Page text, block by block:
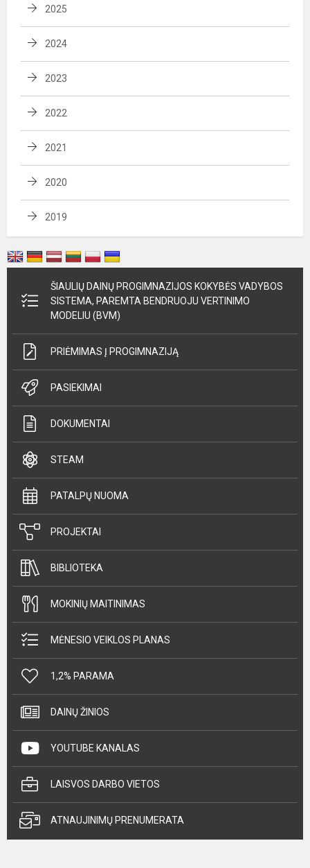
2025
2024
2023
2022
2021
2020
2019
ŠIAULIŲ DAINŲ PROGIMNAZIJOS KOKYBĖS VADYBOS
SISTEMA, PAREMTA BENDRUOJU VERTINIMO
MODELIU (BVM)
PRIĖMIMAS Į PROGIMNAZIJĄ
PASIEKIMAI
DOKUMENTAI
STEAM
PATALPŲ NUOMA
PROJEKTAI
BIBLIOTEKA
MOKINIŲ MAITINIMAS
MĖNESIO VEIKLOS PLANAS
1,2% PARAMA
DAINŲ ŽINIOS
YOUTUBE KANALAS
LAISVOS DARBO VIETOS
ATNAUJINIMŲ PRENUMERATA